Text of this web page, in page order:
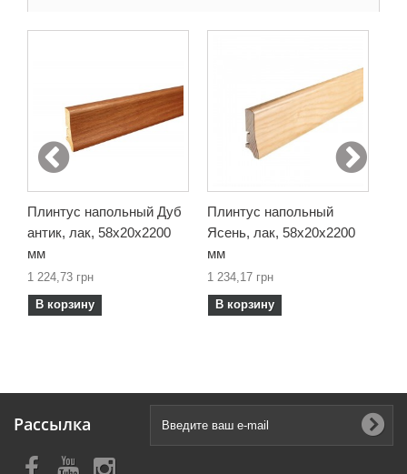
Плинтус напольный Дуб
антик, лак, 58х20х2200
мм
1 224,73 грн
В корзину
Плинтус напольный
Ясень, лак, 58х20х2200
мм
1 234,17 грн
В корзину
Рассылка